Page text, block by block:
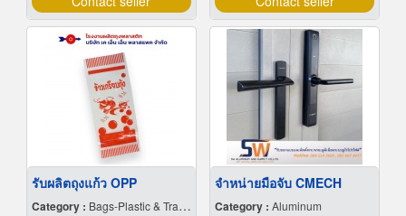
รับผลิตถุงแก้ว OPP
Category : Bags-Plastic & Transparent
จำหน่ายมือจับ CMECH
Category : Aluminum